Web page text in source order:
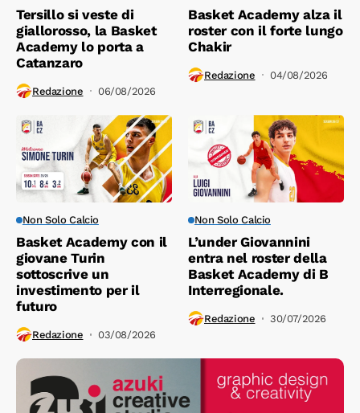
Tersillo si veste di
giallorosso, la Basket
Academy lo porta a
Catanzaro
Redazione 06/08/2026
Basket Academy alza il
roster con il forte lungo
Chakir
Redazione 04/08/2026
Non Solo Calcio
Basket Academy con il
giovane Turin
sottoscrive un
investimento per il
futuro
Redazione 03/08/2026
Non Solo Calcio
L’under Giovannini
entra nel roster della
Basket Academy di B
Interregionale.
Redazione 30/07/2026